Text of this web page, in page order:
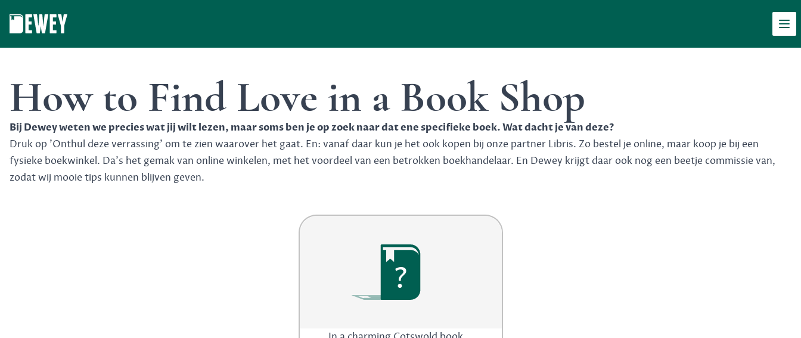
How to Find Love in a Book Shop
Bij Dewey weten we precies wat jij wilt lezen, maar soms ben je op zoek naar dat ene specifieke boek. Wat dacht je van deze?
Druk op 'Onthul deze verrassing' om te zien waarover het gaat. En: vanaf daar kun je het ook kopen bij onze partner Libris. Zo bestel je online, maar koop je bij een
fysieke boekwinkel. Da's het gemak van online winkelen, met het voordeel van een betrokken boekhandelaar. En Dewey krijgt daar ook nog een beetje commissie van,
zodat wij mooie tips kunnen blijven geven.
?